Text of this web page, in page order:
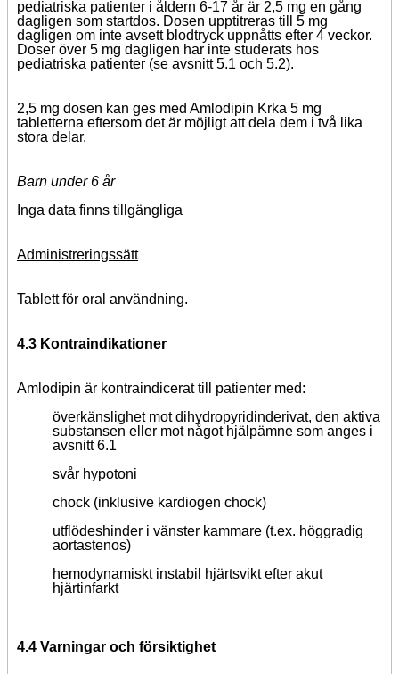
pediatriska patienter i åldern 6-17 år är 2,5 mg en gång
dagligen som startdos. Dosen upptitreras till 5 mg
dagligen om inte avsett blodtryck uppnåtts efter 4 veckor.
Doser över 5 mg dagligen har inte studerats hos
pediatriska patienter (se avsnitt 5.1 och 5.2).
2,5 mg dosen kan ges med Amlodipin Krka 5 mg
tabletterna eftersom det är möjligt att dela dem i två lika
stora delar.
Barn under 6 år
Inga data finns tillgängliga
Administreringssätt
Tablett för oral användning.
4.3 Kontraindikationer
Amlodipin är kontraindicerat till patienter med:
överkänslighet mot dihydropyridinderivat, den aktiva
substansen eller mot något hjälpämne som anges i
avsnitt 6.1
svår hypotoni
chock (inklusive kardiogen chock)
utflödeshinder i vänster kammare (t.ex. höggradig
aortastenos)
hemodynamiskt instabil hjärtsvikt efter akut
hjärtinfarkt
4.4 Varningar och försiktighet